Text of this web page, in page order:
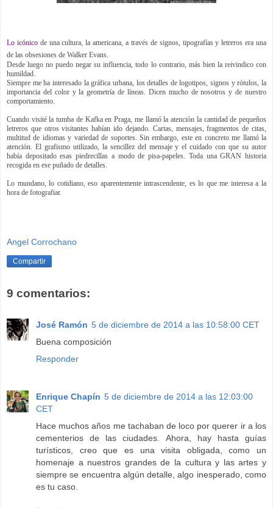
Lo icónicode una cultura, la americana, a través de signos, tipografías y letreros era una
de las obsesiones de Walker Evans.
Desde luego no puedo negar su influencia, todo lo contrario, más bien la reivindico con
humildad.
Siempre me ha interesado la gráfica urbana, los detalles de logotipos, signos y rótulos, la
importancia del color y la geometría de líneas. Dicen mucho de nosotros y de nuestro
comportamiento.
Cuando visité la tumba de Kafka en Praga, me llamó la atención la cantidad de pequeños
letreros que otros visitantes habían ido dejando. Cartas, mensajes, fragmentos de citas,
multitud de idiomas y variedad de soportes. Sin embargo, este en concreto me llamó la
atención. El grafismo utilizado, la sencillez del mensaje y el cuidado con que su autor
había depositado esas piedrecillas a modo de pisa-papeles. Toda una GRAN historia
recogida en ese puñado de detalles.
Lo mundano, lo cotidiano, eso aparentemente intrascendente, es lo que me interesa a la
hora de fotografiar.
Angel Corrochano
Compartir
9 comentarios:
José Ramón 5 de diciembre de 2014 a las 10:58:00 CET
Buena composición
Responder
Enrique Chapín 5 de diciembre de 2014 a las 12:03:00
CET
Hace muchos años me tachaban de loco por querer ir a los
cementerios de las ciudades. Ahora, hay hasta guías
turísticos, creo que es una visita obligada, como un
homenaje a nuestros grandes de la cultura y las artes y
siempre se encuentra algún detalle, algo inesperado, como
es tu caso.